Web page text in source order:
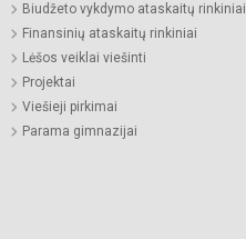
Biudžeto vykdymo ataskaitų rinkiniai
Finansinių ataskaitų rinkiniai
Lėšos veiklai viešinti
Projektai
Viešieji pirkimai
Parama gimnazijai